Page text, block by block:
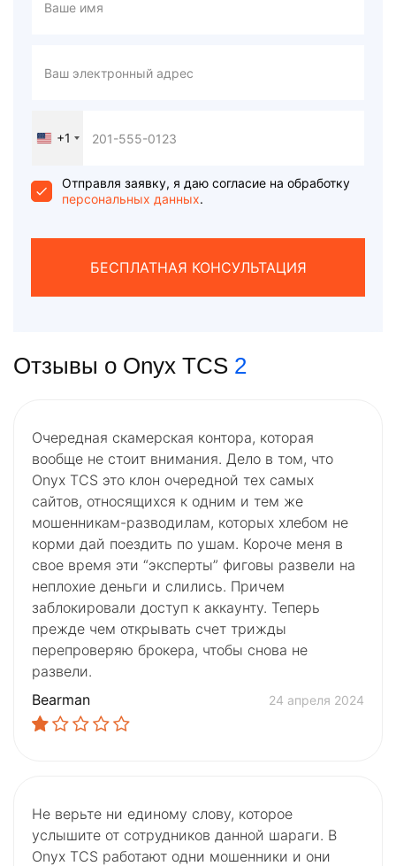
United
+1
+1
Отправля заявку, я даю согласие на обработку
персональных данных.
БЕСПЛАТНАЯ КОНСУЛЬТАЦИЯ
Отзывы о Onyx TCS 2
Очередная скамерская контора, которая
вообще не стоит внимания. Дело в том, что
Onyx TCS это клон очередной тех самых
сайтов, относящихся к одним и тем же
мошенникам-разводилам, которых хлебом не
корми дай поездить по ушам. Короче меня в
свое время эти “эксперты” фиговы развели на
неплохие деньги и слились. Причем
заблокировали доступ к аккаунту. Теперь
прежде чем открывать счет трижды
перепроверяю брокера, чтобы снова не
развели.
Bearman
24 апреля 2024
Не верьте ни единому слову, которое
услышите от сотрудников данной шараги. В
Onyx TCS работают одни мошенники и они